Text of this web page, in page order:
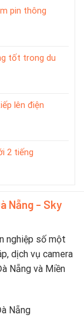
pin thông
tốt trong du
lên điện
2 tiếng
Nẵng - Sky
nghiệp số một
dịch vụ camera
Nẵng và Miền
Nẵng